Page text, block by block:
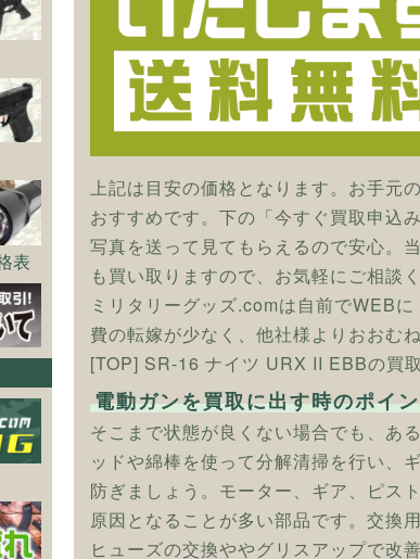
上記は目安の価格となります。お手元
おすすめです。下の「今すぐ買取申込
写真を送って見てもらえるので安心。
も買い取りますので、お気軽にご相談く
ミリタリーグッズ.comは自前でWEB
費の転嫁が少なく、他社様よりおおむ
[TOP] SR-16 ナイツ URX II EBBの買
電動ガンを買取に出す時のポイ
そこまで状態が良くない場合でも、あ
ッドや綿棒を使って分解清掃を行い、
防ぎましょう。モーター、ギア、ピス
原因となることが多い部品です。交換
ヒューズの交換ややグリスアップで改
表